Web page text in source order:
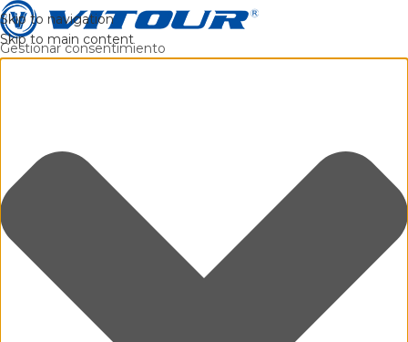
Gestionar consentimiento
Skip to navigation
Skip to main content